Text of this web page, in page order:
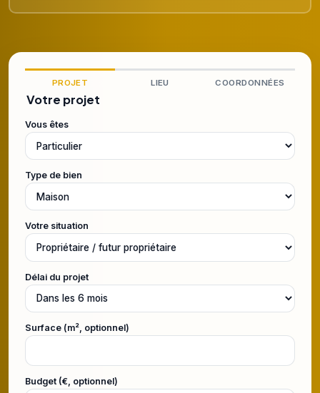
PROJET LIEU COORDONNÉES
Votre projet
Vous êtes
Type de bien
Votre situation
Délai du projet
Surface (m², optionnel)
Budget (€, optionnel)